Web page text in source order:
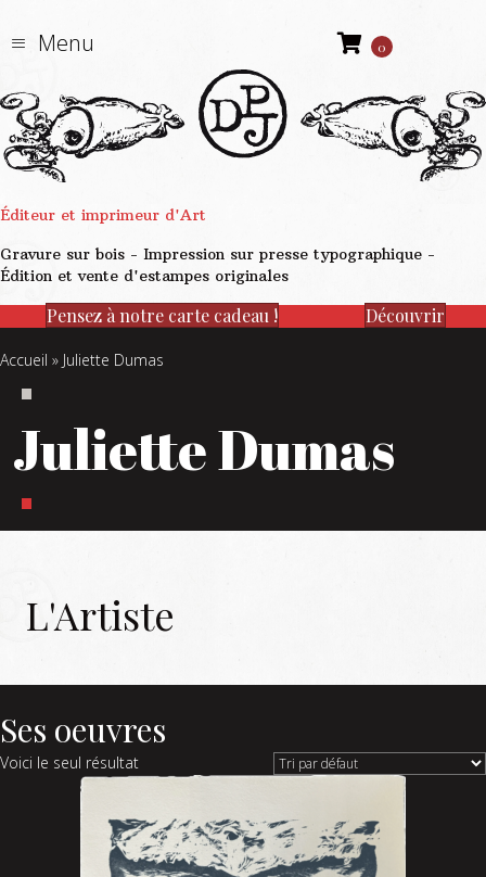
Menu 0
Éditeur et imprimeur d'Art
Gravure sur bois - Impression sur presse typographique -
Édition et vente d'estampes originales
Pensez à notre carte cadeau ! Découvrir
Accueil » Juliette Dumas
Juliette Dumas
L'Artiste
Ses oeuvres
Voici le seul résultat